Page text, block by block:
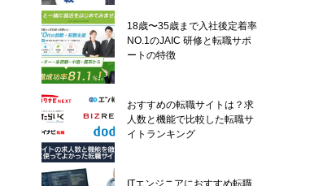
18歳〜35歳まで入社後定着率
NO.1のJAIC 研修と転職サポ
ートの特徴
おすすめの転職サイトは？求
人数と機能で比較した転職サ
イトランキング
ITエンジニアにおすすめ転職